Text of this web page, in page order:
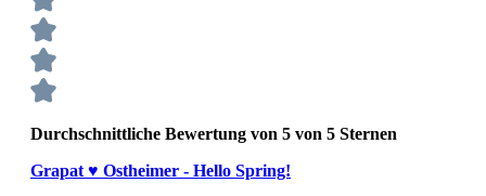
Durchschnittliche Bewertung von 5 von 5 Sternen
Grapat ♥ Ostheimer - Hello Spring!